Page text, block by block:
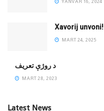
Xavorij unvoni!
MART 24, 2025
‌د روژې تعریف
MART 28, 2023
Latest News